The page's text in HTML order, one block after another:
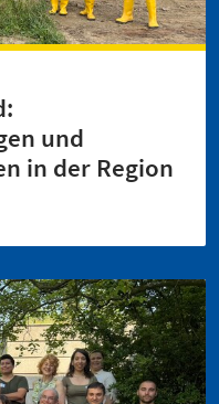
und
in der Region